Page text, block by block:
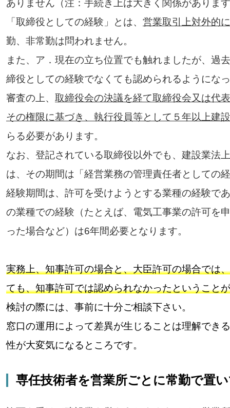
ありません（注：手続き上は大きく関係がありま
「取締役としての経験」とは、 営業取引上対外的
勤、非常勤は問われません。
また、ア．現在の立ち位置でも触れましたが、過
締役としての経験でなくても認められるようにな
審査の上、 取締役会の決議を経て取締役会又は代
その権限に基づき、執行役員等として５年以上建
らる必要があります。
なお、登記されている取締役以外でも、建設業法
は、その期間は「経営業務の管理責任者としての
経験期間は、許可を受けようとする業種の経験で
の業種での経験（たとえば、電気工事業の許可を
った場合など）は6年間必要となります。
実務上、知事許可の場合と、大臣許可の場合では
ても、知事許可では認められなかったということ
検討の際には、事前に十分ご相談下さい。
窓口の運用によって差異が生じることは理解でき
性が大変気になるところです。
専任技術者を営業所ごとに常勤で置